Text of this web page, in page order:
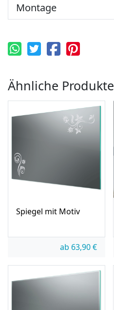
Montage
Ähnliche Produkte
Spiegel mit Motiv
ab 63,90€